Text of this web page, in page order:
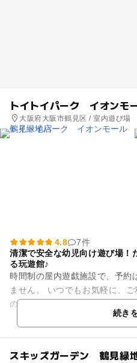
トイトイパーク イオンモ
大阪府大阪市鶴見区 / 室内遊び場
4.8
7件
清潔で安全な幼児向け遊び場！
る玩遊館♪
時間制の屋内遊戯施設で、予約
ません。 いつでもお気軽に、
の鉄道玩具、ブロック、可愛い
続き
スキッズガーデン 鶴見緑